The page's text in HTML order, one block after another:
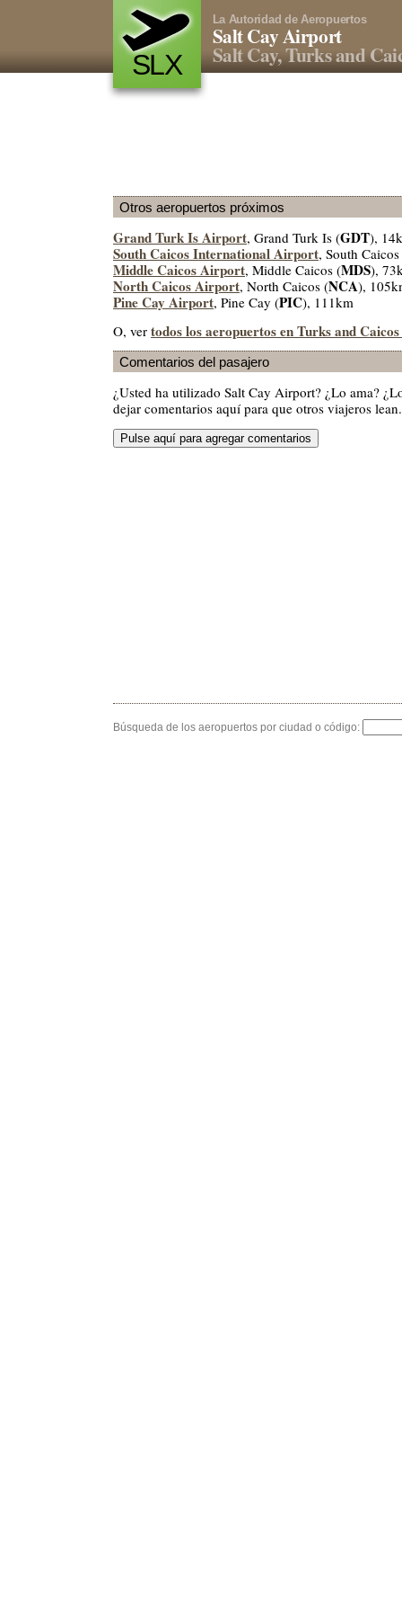
SLX
La Autoridad de Aeropuertos
Salt Cay Airport
Salt Cay, Turks and
Otros aeropuertos próximos
Grand Turk Is Airport, Grand Turk Is (GDT),
South Caicos International Airport, South
Middle Caicos Airport, Middle Caicos (MDS),
North Caicos Airport, North Caicos (NCA),
Pine Cay Airport, Pine Cay (PIC), 111km
O, ver todos los aeropuertos en Turks and
Comentarios del pasajero
¿Usted ha utilizado Salt Cay Airport? ¿Lo ama?
dejar comentarios aquí para que otros viajeros lean.
Búsqueda de los aeropuertos por ciudad o código: